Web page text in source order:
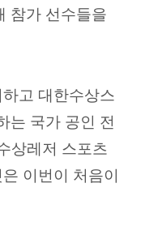
참가 선수들을
고 대한수상스
는 국가 공인 전
상레저 스포츠
이번이 처음이